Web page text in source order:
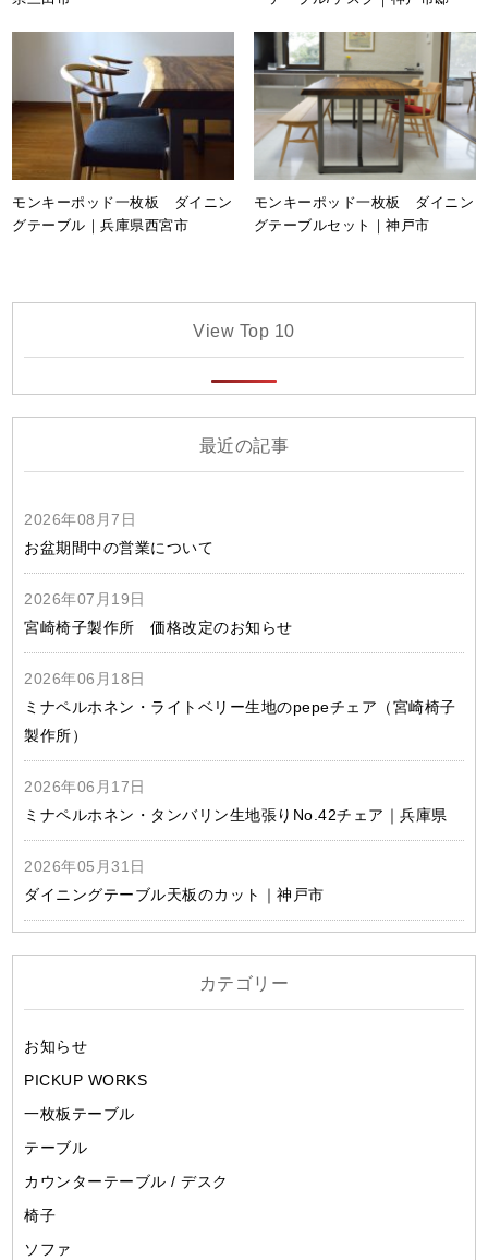
モンキーポッド一枚板 ダイニン
グテーブル｜兵庫県西宮市
モンキーポッド一枚板 ダイニン
グテーブルセット｜神戸市
View Top 10
最近の記事
2026年08月7日
お盆期間中の営業について
2026年07月19日
宮崎椅子製作所 価格改定のお知らせ
2026年06月18日
ミナペルホネン・ライトベリー生地のpepeチェア（宮崎椅子
製作所）
2026年06月17日
ミナペルホネン・タンバリン生地張りNo.42チェア｜兵庫県
2026年05月31日
ダイニングテーブル天板のカット｜神戸市
カテゴリー
お知らせ
PICKUP WORKS
一枚板テーブル
テーブル
カウンターテーブル / デスク
椅子
ソファ